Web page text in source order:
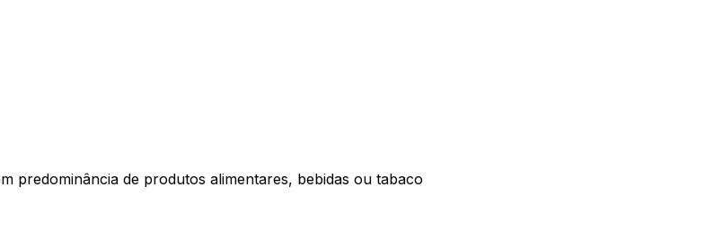
predominância de produtos alimentares, bebidas ou tabaco